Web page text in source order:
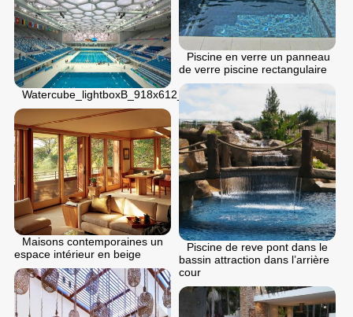
Piscine en verre un panneau
de verre piscine rectangulaire
Watercube_lightboxB_918x612_ben_mcmillan
Piscine de reve pont dans le
bassin attraction dans l’arrière
cour
Maisons contemporaines un
espace intérieur en beige